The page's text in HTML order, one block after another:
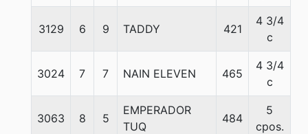
3129 6 9 TADDY 421
4 3/4
c
3024 7 7 NAIN ELEVEN 465
4 3/4
c
3063 8 5
EMPERADOR
TUQ
484
5
cpos.